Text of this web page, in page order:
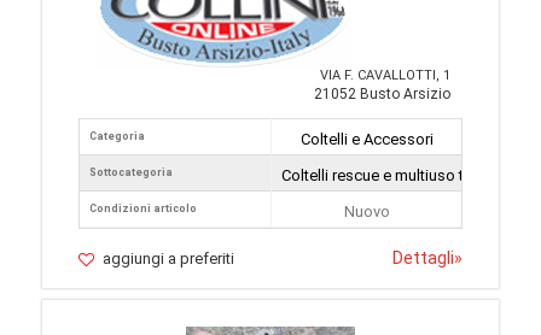
VIA F. CAVALLOTTI, 1
21052 Busto Arsizio
Categoria
Sottocategoria
Condizioni articolo
Coltelli e Accessori
Coltelli rescue e multiuso tattici
Nuovo
aggiungi a preferiti Dettagli»